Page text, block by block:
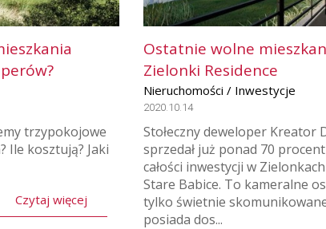
trzypokojowe
Ile kosztują? Jaki
Czytaj więcej
Ostatnie wolne
Zielonki Residence
Nieruchomości / Inwestycje
2020.10.14
Stołeczny deweloper Kreator
sprzedał już ponad 70
całości inwestycji w
Stare Babice. To kameralne
tylko świetnie
posiada dos...